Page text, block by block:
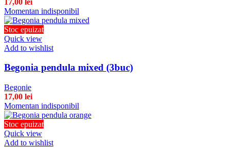
Momentan indisponibil
Stoc epuizat
Quick view
Add to wishlist
Begonia pendula mixed (3buc)
Begonie
17,00 lei
Momentan indisponibil
Stoc epuizat
Quick view
Add to wishlist